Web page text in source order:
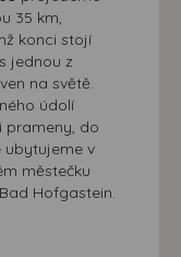
35 km,
konci stojí
s jednou z
na světě.
údolí
prameny, do
ubytujeme v
městečku
Hofgastein.